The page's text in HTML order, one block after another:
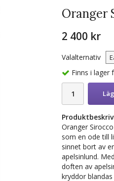
Oranger
2 400 kr
Valalternativ
Finns i lager
Oranger
som en ode till
sinnet bort av
apelsinlund.
doften av
kryddor